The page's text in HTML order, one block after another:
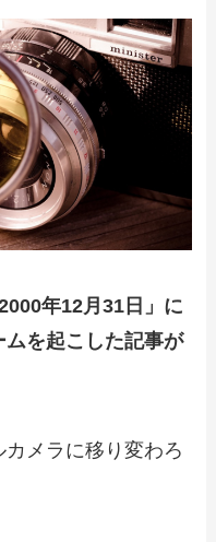
年12月31日」に
を起こした記事が
メラに移り変わろ